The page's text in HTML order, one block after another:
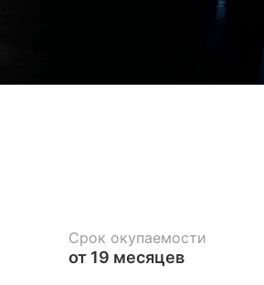
Срок окупаемости
от 19 месяцев